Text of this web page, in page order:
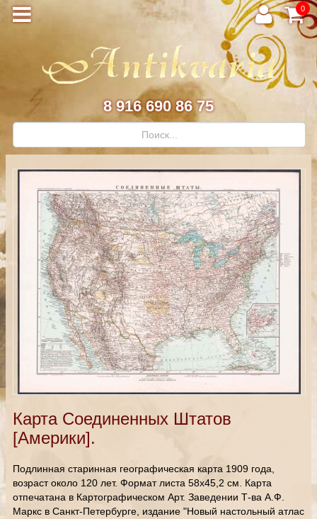
0
8 916 690 86 75
Карта Соединенных Штатов
[Америки].
Подлинная старинная географическая карта 1909 года,
возраст около 120 лет. Формат листа 58х45,2 см. Карта
отпечатана в Картографическом Арт. Заведении Т-ва А.Ф.
Маркс в Санкт-Петербурге, издание "Новый настольный атлас